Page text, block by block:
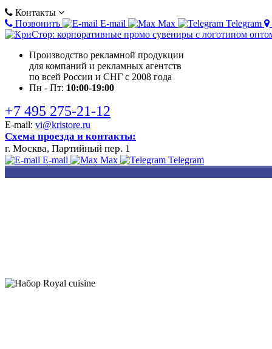
Контакты
Позвонить
E-mail Max Telegram
Производство рекламной продукции
для компаний и рекламных агентств
по всей России и СНГ с 2008 года
Пн - Пт: 10:00-19:00
+7 495 275-21-12
E-mail: vi@kristore.ru
Схема проезда и контакты:
г. Москва, Партийный пер. 1
E-mail Max Telegram